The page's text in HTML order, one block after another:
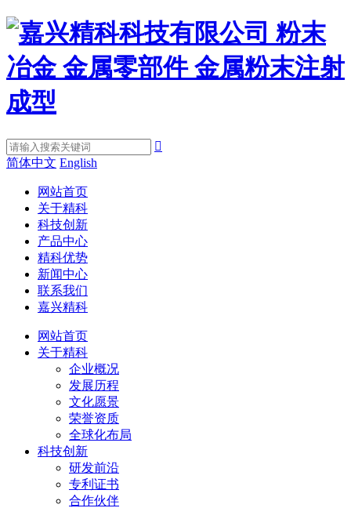

简体中文 English
网站首页
关于精科
科技创新
产品中心
精科优势
新闻中心
联系我们
嘉兴精科
网站首页
关于精科
企业概况
发展历程
文化愿景
荣誉资质
全球化布局
科技创新
研发前沿
专利证书
合作伙伴